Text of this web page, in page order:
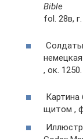
Bible
fol. 28в,
Солдаты
, ок. 1250.
щитом ,